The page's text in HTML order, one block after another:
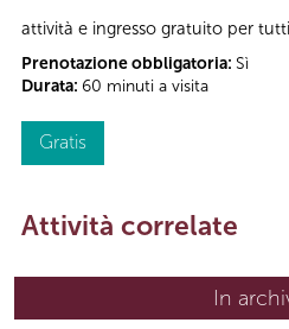
attività e ingresso gratuito per tutti
Prenotazione obbligatoria: Sì
Durata: 60 minuti a visita
Gratis
Attività correlate
In